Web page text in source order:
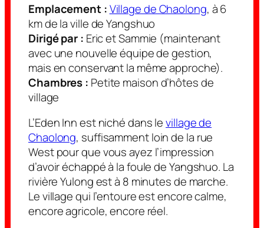
Emplacement :Village de Chaolong, à 6
km de la ville de Yangshuo
Dirigé par : Eric et Sammie (maintenant
avec une nouvelle équipe de gestion,
mais en conservant la même approche).
Chambres : Petite maison d’hôtes de
village
L’Eden Inn est niché dans levillage de
Chaolong, suffisamment loin de la rue
West pour que vous ayez l’impression
d’avoir échappé à la foule de Yangshuo. La
rivière Yulong est à 8 minutes de marche.
Le village qui l’entoure est encore calme,
encore agricole, encore réel.